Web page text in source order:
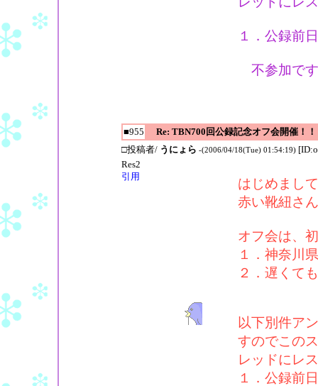
１．公録前
不参加で
■955 Re: TBN700回公録記念オフ会開催！！
□投稿者/ うにょら -(2006/04/18(Tue) 01:54:19)
Res2
引用
はじめまし
赤い靴紐さ
オフ会は、
１．神奈川
２．遅くて
以下別件ア
すのでこのス
レッドにレ
１．公録前